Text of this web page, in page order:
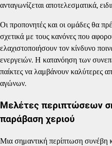
ανταγωνίζεται αποτελεσματικά,
Οι προπονητές και οι ομάδες θα
σχετικά με τους κανόνες που
ελαχιστοποιήσουν τον κίνδυνο
ενεργειών. Η κατανόηση των
παίκτες να λαμβάνουν καλύτερες
αγώνων.
Μελέτες περιπτώσεων
παράβαση χεριού
Μια σημαντική περίπτωση συνέβη